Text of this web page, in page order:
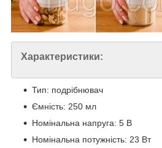
Характеристики:
Тип: подрібнювач
Ємність: 250 мл
Номінальна напруга: 5 В
Номінальна потужність: 23 Вт